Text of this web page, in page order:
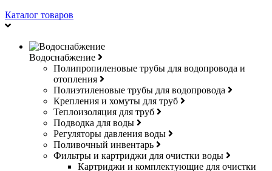
Каталог товаров
Водоснабжение
Полипропиленовые трубы для водопровода и
отопления
Полиэтиленовые трубы для водопровода
Крепления и хомуты для труб
Теплоизоляция для труб
Подводка для воды
Регуляторы давления воды
Поливочный инвентарь
Фильтры и картриджи для очистки воды
Картриджи и комплектующие для очистки